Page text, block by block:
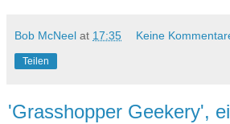
Bob McNeel at 17:35 Keine
Teilen
'Grasshopper Geekery',